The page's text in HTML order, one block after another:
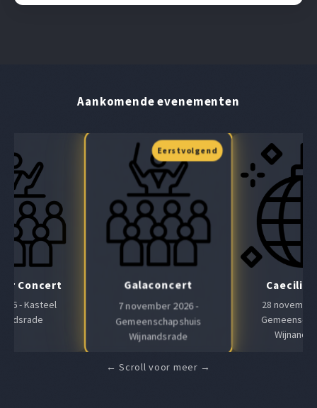
Aankomende evenementen
Concert
- Kasteel
Galaconcert
7 november 2026 -
Gemeenschapshuis
Wijnandsrade
28